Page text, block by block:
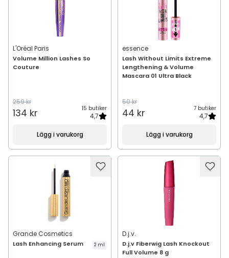
L'Oréal Paris
Volume Million Lashes So
Couture
259 kr
134 kr 15 butiker
4,7
Lägg i varukorg
essence
Lash Without Limits Extreme
Lengthening & Volume
Mascara 01 Ultra Black
50 kr
44 kr 7 butiker
4,7
Lägg i varukorg
Grande Cosmetics
Lash Enhancing Serum 2 ml
D.j.v.
D.j.v Fiberwig Lash Knockout
Full Volume 8 g